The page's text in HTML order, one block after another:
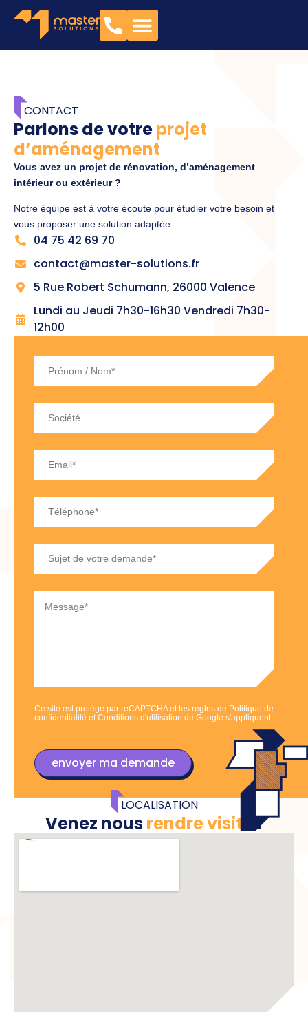
CONTACT
Parlons de votreprojet
d’aménagement
Vous avez un projet de rénovation, d’aménagement
intérieur ou extérieur ?
Notre équipe est à votre écoute pour étudier votre besoin et
vous proposer une solution adaptée.
04 75 42 69 70
contact@master-solutions.fr
5 Rue Robert Schumann, 26000 Valence
Lundi au Jeudi 7h30-16h30 Vendredi 7h30-
12h00
Ce site est protégé par reCAPTCHA et les règles de Politique de
confidentialité etConditions d'utilisation de Google s'appliquent.
envoyer ma demande
LOCALISATION
Venez nousrendre visite !